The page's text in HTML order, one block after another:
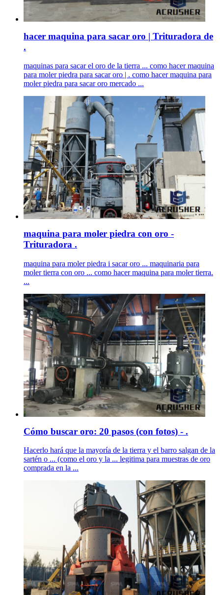
hacer maquina para sacar oro | Trituradora de
.
maquinas para sacar el oro de la tierra ... como hacer maquina
para moler piedra para sacar oro | . como hacer maquina para
moler piedra para sacar oro mercado ...
maquina para moler piedra con oro -
Trituradora .
maquina para moler piedra i sacar oro ... maquinaria para
moler tierra con oro ... como hacer maquina para moler tierra.
...
Cómo buscar oro: 20 pasos (con fotos) - .
Hacerlo hará que la mayoría de la tierra y el barro salgan de la
sartén o ... (como el oro y la ... legitima para muestras de oro
comprada en la ...